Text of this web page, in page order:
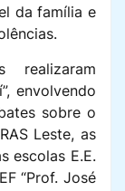
da família e
realizaram
envolvendo
sobre o
Leste, as
escolas E.E.
“Prof. José